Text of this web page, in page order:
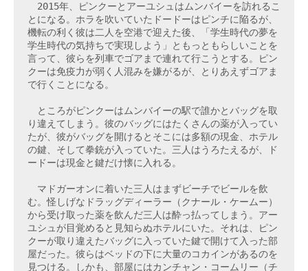
2015年、ピンクーとアーユシュはムンバイーを訪れるこ
とになる。ホラを吹いていたドードーはピンチに陥るが、
機転の利く彼は二人を空港で迎えた後、「学生時代の夢を
学生時代の気持ちで実現しよう」ともっともらしいことを
言って、彼らを列車でゴアまで連れて行こうとする。ピン
クーは免疫力が弱く人混みを嫌がるが、とりあえずゴアま
で行くことになる。
ところがピンクーはムンバイーの駅で誰かとバッグを取
り違えてしまう。彼のバッグにはたくさんの薬が入ってい
たが、彼がバッグを開けるとそこには多額の現金、ホテル
の鍵、そして拳銃が入っていた。三人はうろたえるが、ド
ードーは現金と鍵だけ懐に入れる。
マドガーオンに着いた三人はまずビーチでビールを飲
む。怪しげなドラッグディーラー（クナール・ケームー）
から受け取った薬を飲んだ三人は酔っ払ってしまう。アー
ユシュが目覚めると見知らぬホテルにいた。それは、ピン
クーが取り違えたバッグに入っていた鍵で開けて入った部
屋だった。彼らはベッドの下に大量のコカインがあるのを
見つける。しかも、部屋にはカンチャン・コームリー（チ